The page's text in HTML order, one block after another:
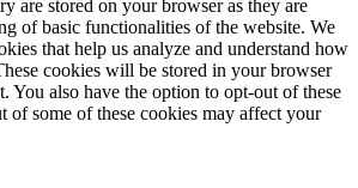
are stored on your browser as they are
of basic functionalities of the website. We
that help us analyze and understand how
cookies will be stored in your browser
You also have the option to opt-out of these
of some of these cookies may affect your